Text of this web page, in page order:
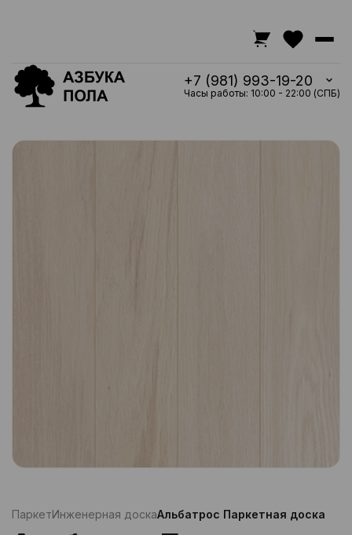
+7 (981) 993-19-20
Часы работы: 10:00 - 22:00 (СПБ)
ПаркетИнженерная доскаАльбатрос Паркетная доска